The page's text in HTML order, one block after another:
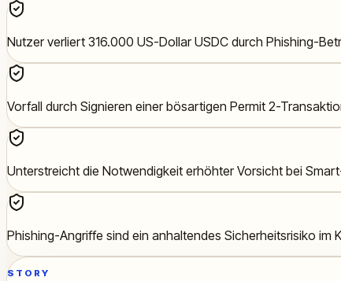
Nutzer verliert 316.000 US-Dollar USDC durch Phishing-
Vorfall durch Signieren einer bösartigen Permit 2-
Unterstreicht die Notwendigkeit erhöhter Vorsicht bei
Phishing-Angriffe sind ein anhaltendes Sicherheitsrisiko im
STORY